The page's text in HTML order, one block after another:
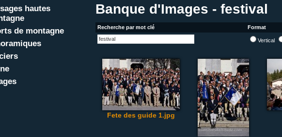
hautes
de montagne
Banque d'Images - festival
Recherche par mot clé Format
Vertical
Fete des guide 1.jpg